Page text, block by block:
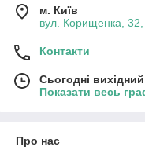
м. Київ
вул. Корищенка, 32,
Контакти
Сьогодні вихідний
Показати весь
Про нас